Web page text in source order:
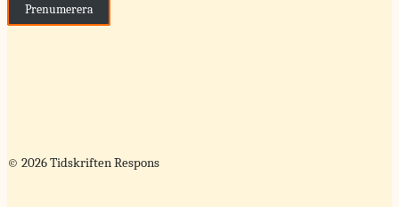
Prenumerera
© 2026 Tidskriften Respons